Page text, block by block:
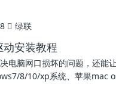
绿联
安装教程
电脑网口损坏的问题，还能
8/10/xp系统、苹果mac